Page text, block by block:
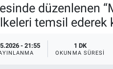
düzenlenen
temsil ederek
- 21:55 1 DK
OKUNMA SÜRESI